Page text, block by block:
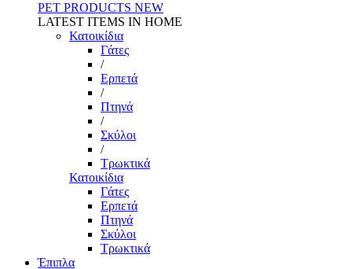
PET PRODUCTS NEW
LATEST ITEMS IN HOME
Κατοικίδια
Γάτες
/
Ερπετά
/
Πτηνά
/
Σκύλοι
/
Τρωκτικά
Κατοικίδια
Γάτες
Ερπετά
Πτηνά
Σκύλοι
Τρωκτικά
Έπιπλα